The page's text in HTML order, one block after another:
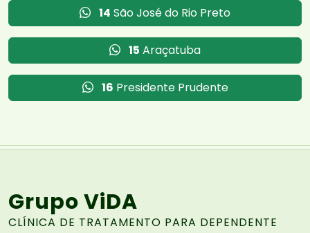
14 São José do Rio Preto
15 Araçatuba
16 Presidente Prudente
Grupo ViDA
CLÍNICA DE TRATAMENTO PARA DEPENDENTE